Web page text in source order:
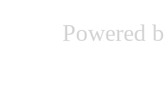
Powered